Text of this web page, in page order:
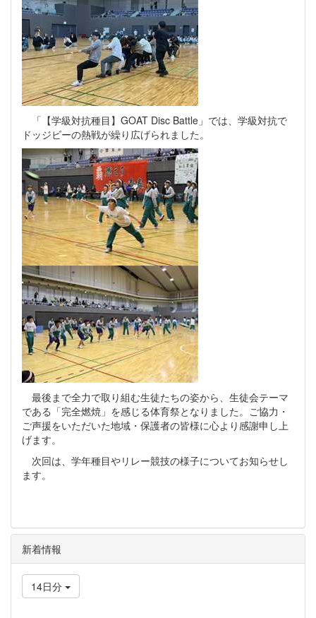
「【学級対抗種目】GOAT Disc Battle」では、学級対抗で
ドッジビーの熱戦が繰り広げられました。
最後まで全力で取り組む生徒たちの姿から、生徒会テーマ
である「完全燃焼」を感じる体育祭となりました。ご協力・
ご声援をいただいた地域・保護者の皆様に心より感謝申し上
げます。
次回は、学年種目やリレー競技の様子についてお知らせし
ます。
新着情報
14日分